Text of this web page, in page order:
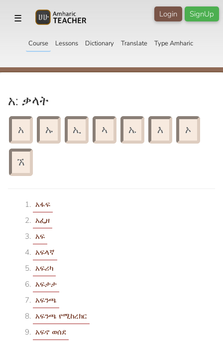
☰ SignUp
Login
Course Lessons Dictionary Translate Type Amharic
አ: ቃላት
አ ኡ ኢ ኣ ኤ እ ኦ
ኧ
አፋፍ
አፌዘ
አፍ
አፍላኛ
አፍሪካ
አፍታታ
አፍንጫ
አፍንጫ የሚከረክር
አፍኖ ወሰደ